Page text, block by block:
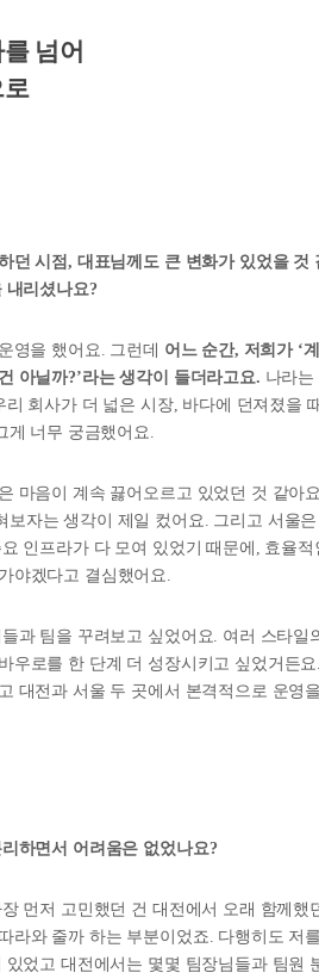
넘어
던 시점, 대표님께도 큰 변화가 있었을 것
내리셨나요?
영을 했어요. 그런데 어느 순간, 저희가 ‘계
아닐까?’라는 생각이 들더라고요. 나라는
회사가 더 넓은 시장, 바다에 던져졌을
게 너무 궁금했어요.
마음이 계속 끓어오르고 있었던 것 같아
보자는 생각이 제일 컸어요. 그리고 서울은
인프라가 다 모여 있었기 때문에, 효율적
야겠다고 결심했어요.
과 팀을 꾸려보고 싶었어요. 여러 스타일
우로를 한 단계 더 성장시키고 싶었거든
대전과 서울 두 곳에서 본격적으로 운영
하면서 어려움은 없었나요?
먼저 고민했던 건 대전에서 오래 함께했
라와 줄까 하는 부분이었죠. 다행히도 저
있었고 대전에서는 몇몇 팀장님들과 팀원